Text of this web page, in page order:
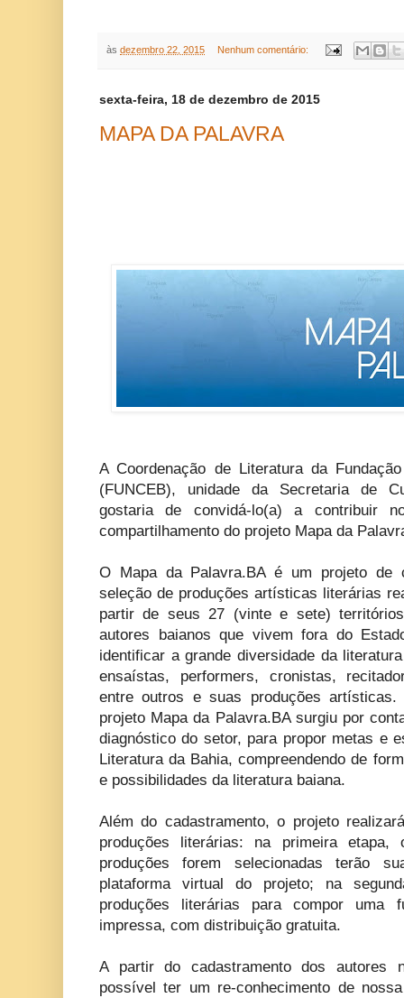
às dezembro 22, 2015 Nenhum comentário:
sexta-feira, 18 de dezembro de 2015
MAPA DA PALAVRA
A Coordenação de Literatura da
(FUNCEB), unidade da Secretaria de
gostaria de convidá-lo(a) a contribuir
compartilhamento do projeto Mapa da
O Mapa da Palavra.BA é um projeto de
seleção de produções artísticas literárias
partir de seus 27 (vinte e sete)
autores baianos que vivem fora do
identificar a grande diversidade da
ensaístas, performers, cronistas,
entre outros e suas produções
projeto Mapa da Palavra.BA surgiu por
diagnóstico do setor, para propor metas e
Literatura da Bahia, compreendendo de
e possibilidades da literatura baiana.
Além do cadastramento, o projeto
produções literárias: na primeira
produções forem selecionadas terão
plataforma virtual do projeto; na
produções literárias para compor uma
impressa, com distribuição gratuita.
A partir do cadastramento dos autores
possível ter um re-conhecimento de